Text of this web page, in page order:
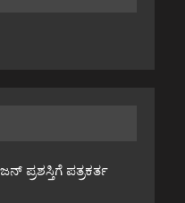
ಪ್ರಶಸ್ತಿಗೆ ಪತ್ರಕರ್ತ